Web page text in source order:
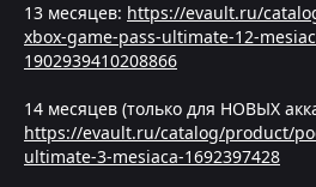
13 месяцев: https://evault.ru/
xbox-game-pass-ultimate-12-
1902939410208866
14 месяцев (только для НОВЫХ
https://evault.ru/catalog/product/
ultimate-3-mesiaca-1692397428